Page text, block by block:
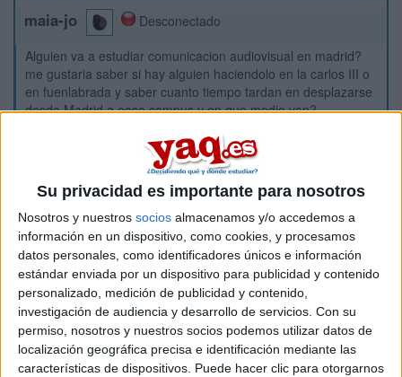
Su privacidad es importante para nosotros
Nosotros y nuestros socios almacenamos y/o accedemos a
información en un dispositivo, como cookies, y procesamos
datos personales, como identificadores únicos e información
estándar enviada por un dispositivo para publicidad y contenido
personalizado, medición de publicidad y contenido,
investigación de audiencia y desarrollo de servicios. Con su
permiso, nosotros y nuestros socios podemos utilizar datos de
localización geográfica precisa e identificación mediante las
características de dispositivos. Puede hacer clic para otorgarnos
maia-jo
Desconectado
Alguien va a estudiar comunicacion audiovisual en madrid?
me gustaria saber si hay alguien haciendolo en la carlos III o
en fuenlabrada y saber cuanto tiempo tardan en desplazarse
desde Madrid a eoso campus y en que medio van?
Etiquetas:
La universidad - un mundo Comunicación Audiovisual
Madrid
UC3M